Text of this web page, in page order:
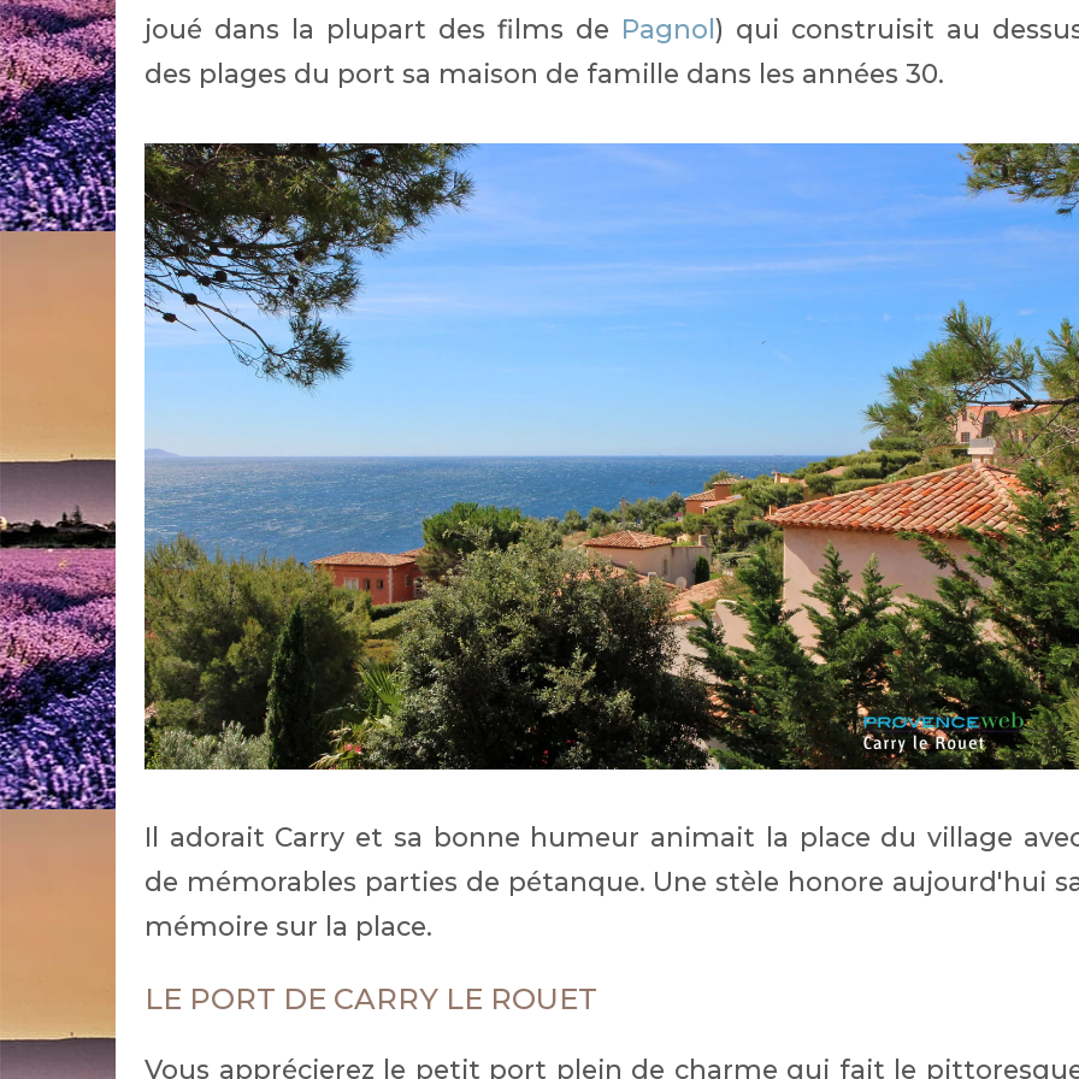
joué dans la plupart des films de Pagnol ) qui construisit au
des plages du port sa maison de famille dans les années 30.
Il adorait Carry et sa bonne humeur animait la place du village
de mémorables parties de pétanque. Une stèle honore aujourd'hui
mémoire sur la place.
LE PORT DE CARRY LE ROUET
Vous apprécierez le petit port plein de charme qui fait le